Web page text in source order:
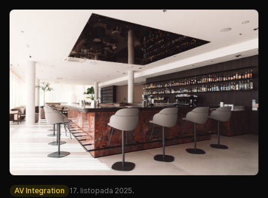
AV Integration 17. listopada 2025.